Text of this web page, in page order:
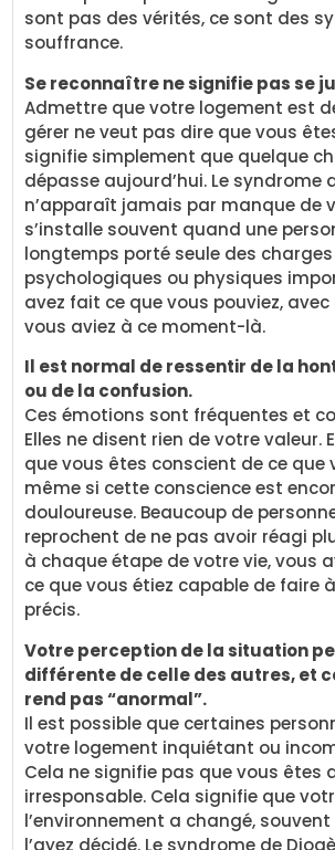
sont pas des vérités, ce sont des
souffrance.
Se reconnaître ne signifie pas se
Admettre que votre logement est
gérer ne veut pas dire que vous
signifie simplement que quelque
dépasse aujourd’hui. Le syndrome
n’apparaît jamais par manque de
s’installe souvent quand une
longtemps porté seule des
psychologiques ou physiques
avez fait ce que vous pouviez,
vous aviez à ce moment-là.
Il est normal de ressentir de la
ou de la confusion.
Ces émotions sont fréquentes et
Elles ne disent rien de votre valeur.
que vous êtes conscient de ce que
même si cette conscience est
douloureuse. Beaucoup de
reprochent de ne pas avoir réagi
à chaque étape de votre vie, vous
ce que vous étiez capable de faire
précis.
Votre perception de la situation
différente de celle des autres, et
rend pas “anormal”.
Il est possible que certaines
votre logement inquiétant ou
Cela ne signifie pas que vous êtes
irresponsable. Cela signifie que
l’environnement a changé,
l’ayez décidé. Le syndrome de